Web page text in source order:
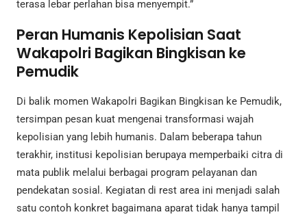
terasa lebar perlahan bisa menyempit.”
Peran Humanis Kepolisian Saat
Wakapolri Bagikan Bingkisan ke
Pemudik
Di balik momen Wakapolri Bagikan Bingkisan ke Pemudik,
tersimpan pesan kuat mengenai transformasi wajah
kepolisian yang lebih humanis. Dalam beberapa tahun
terakhir, institusi kepolisian berupaya memperbaiki citra di
mata publik melalui berbagai program pelayanan dan
pendekatan sosial. Kegiatan di rest area ini menjadi salah
satu contoh konkret bagaimana aparat tidak hanya tampil